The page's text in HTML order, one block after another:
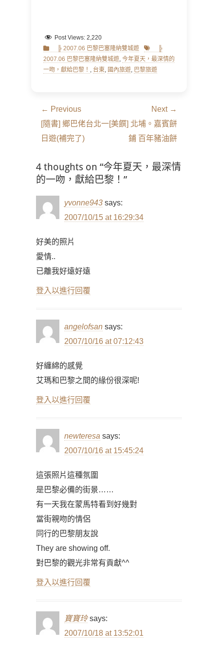
Post Views: 2,220
Categories
╠ 2007.06 巴黎巴塞隆納雙城遊 Tags ╠
2007.06 巴黎巴塞隆納雙城遊, 今年夏天，最深情的
一吻，獻給巴黎！ , 台東, 國內旅遊, 巴黎旅遊
文
章
導
覽
← Previous
Previous
post:
[隨書] 鄉巴佬台北一
日遊(補完了)
Next →
Next
[美饌] 北埔。嘉賓餅
鋪 百年豬油餅
4 thoughts on “今年夏天，最深情
的一吻，獻給巴黎！”
yvonne943 says:
2007/10/15 at 16:29:34
好美的照片
愛情..
已離我好遠好遠
登入以進行回覆
angelofsan says:
2007/10/16 at 07:12:43
好纏綿的感覺
艾瑪和巴黎之間的緣份很深呢!
登入以進行回覆
newteresa says:
2007/10/16 at 15:45:24
這張照片這種氛圍
是巴黎必備的街景……
有一天我在蒙馬特看到好幾對
當街親吻的情侶
同行的巴黎朋友說
They are showing off.
對巴黎的觀光非常有貢獻^^
登入以進行回覆
寶寶玲 says:
2007/10/18 at 13:52:01